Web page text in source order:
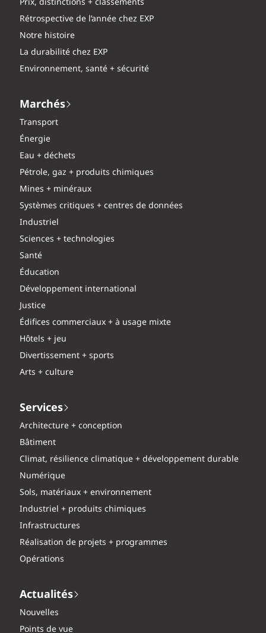
Rétrospective de l’année chez EXP
Notre histoire
La durabilité chez EXP
Environnement, santé + sécurité
Marchés
Transport
Énergie
Eau + déchets
Pétrole, gaz + produits chimiques
Mines + minéraux
Systèmes critiques + centres de données
Industriel
Sciences + technologies
Santé
Éducation
Développement international
Justice
Édifices commerciaux + à usage mixte
Hôtels + jeu
Divertissement + sports
Arts + culture
Services
Architecture + conception
Bâtiment
Climat, résilience climatique + développement durable
Numérique
Sols, matériaux + environnement
Industriel + produits chimiques
Infrastructures
Réalisation de projets + programmes
Opérations
Actualités
Nouvelles
Points de vue